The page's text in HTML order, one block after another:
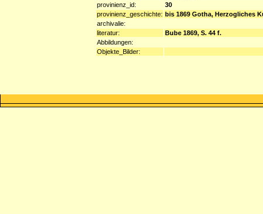
provinienz_id:
30
provinienz_geschichte: bis 1869 Gotha, Herzogliches
archivalie:
literatur:
Bube 1869, S. 44 f.
Abbildungen:
Objekte_Bilder: